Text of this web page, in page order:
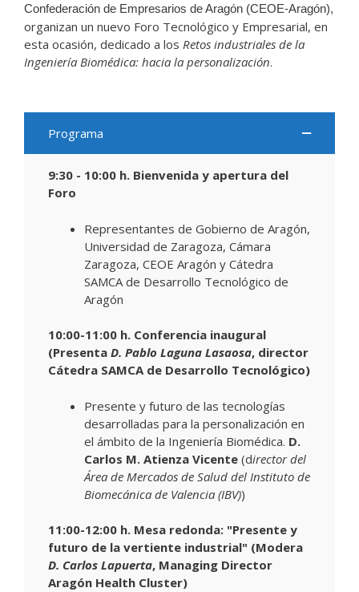
Confederación de Empresarios de Aragón (CEOE-Aragón),
organizan un nuevo Foro Tecnológico y Empresarial, en
esta ocasión, dedicado a los Retos industriales de la
Ingeniería Biomédica: hacia la personalización.
Programa
9:30 - 10:00 h. Bienvenida y apertura del
Foro
Representantes de Gobierno de Aragón,
Universidad de Zaragoza, Cámara
Zaragoza, CEOE Aragón y Cátedra
SAMCA de Desarrollo Tecnológico de
Aragón
10:00-11:00 h. Conferencia inaugural
(Presenta D. Pablo Laguna Lasaosa, director
Cátedra SAMCA de Desarrollo Tecnológico)
Presente y futuro de las tecnologías
desarrolladas para la personalización en
el ámbito de la Ingeniería Biomédica. D.
Carlos M. Atienza Vicente (director del
Área de Mercados de Salud del Instituto de
Biomecánica de Valencia (IBV))
11:00-12:00 h. Mesa redonda: "Presente y
futuro de la vertiente industrial" (Modera
D. Carlos Lapuerta, Managing Director
Aragón Health Cluster)